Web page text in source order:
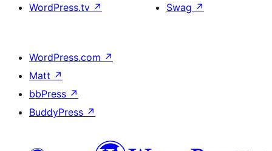
WordPress.tv ↗
Swag ↗
WordPress.com ↗
Matt ↗
bbPress ↗
BuddyPress ↗